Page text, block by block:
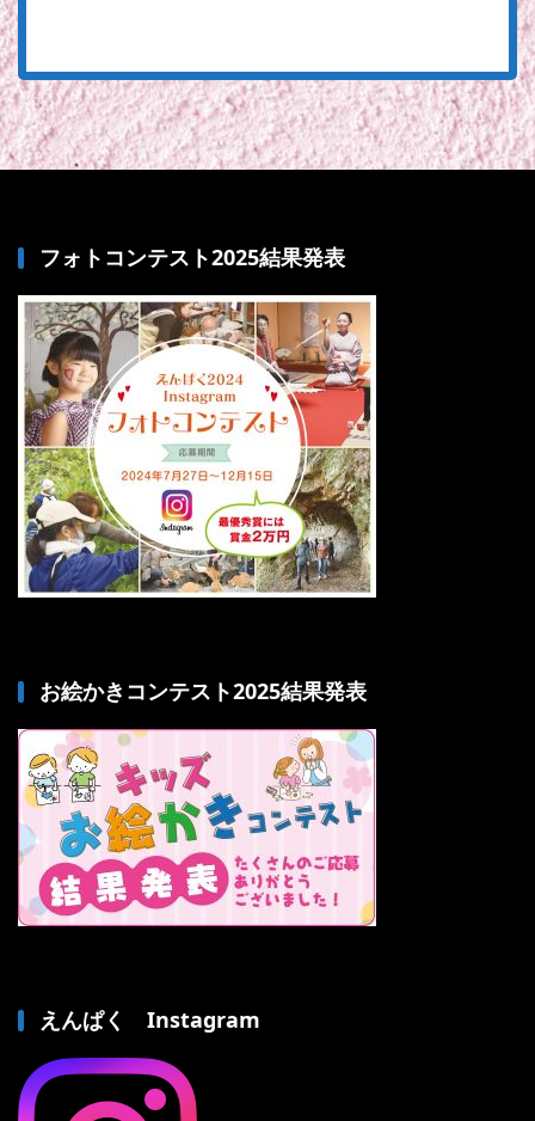
フォトコンテスト2025結果発表
お絵かきコンテスト2025結果発表
えんぱく Instagram